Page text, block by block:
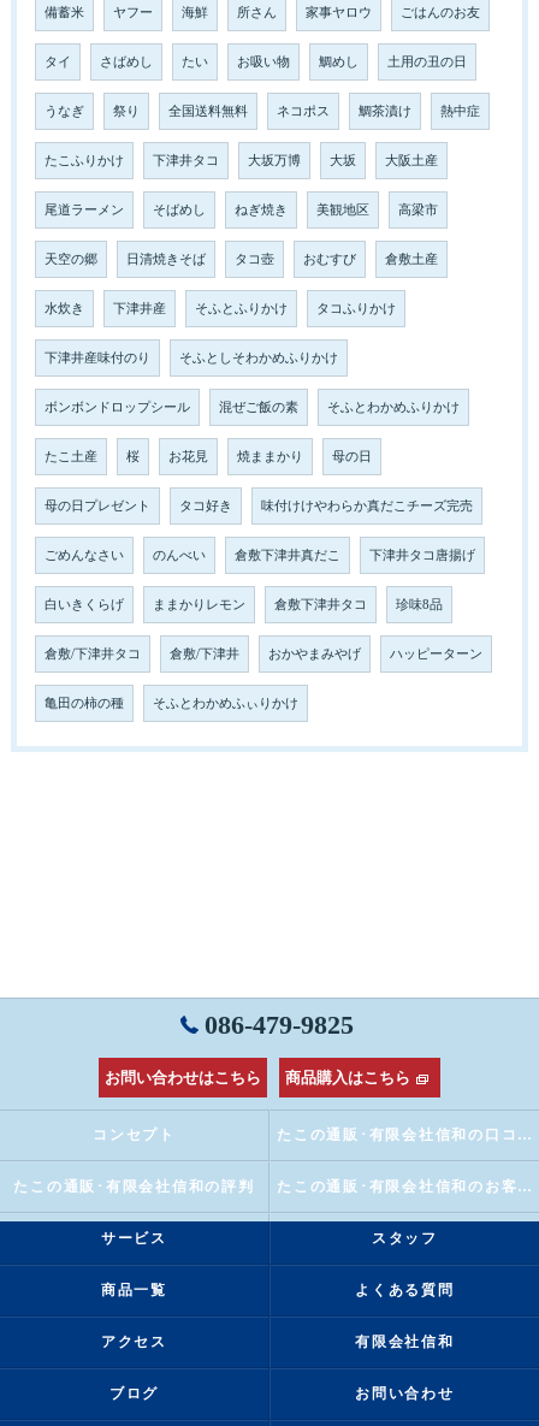
備蓄米 ヤフー 海鮮 所さん 家事ヤロウ ごはんのお友
タイ さばめし たい お吸い物 鯛めし 土用の丑の日
うなぎ 祭り 全国送料無料 ネコポス 鯛茶漬け 熱中症
たこふりかけ 下津井タコ 大坂万博 大坂 大阪土産
尾道ラーメン そばめし ねぎ焼き 美観地区 高梁市
天空の郷 日清焼きそば タコ壺 おむすび 倉敷土産
水炊き 下津井産 そふとふりかけ タコふりかけ
下津井産味付のり そふとしそわかめふりかけ
ボンボンドロップシール 混ぜご飯の素 そふとわかめふりかけ
たこ土産 桜 お花見 焼ままかり 母の日
母の日プレゼント タコ好き 味付けけやわらか真だこチーズ完売
ごめんなさい のんべい 倉敷下津井真だこ 下津井タコ唐揚げ
白いきくらげ ままかりレモン 倉敷下津井タコ 珍味8品
倉敷/下津井タコ 倉敷/下津井 おかやまみやげ ハッピーターン
亀田の柿の種 そふとわかめふぃりかけ
086-479-9825
お問い合わせはこちら 商品購入はこちら
コンセプト たこの通販･有限会社信和の口コミ情報
たこの通販･有限会社信和の評判 たこの通販･有限会社信和のお客様の声
サービス スタッフ
商品一覧 よくある質問
アクセス 有限会社信和
ブログ お問い合わせ